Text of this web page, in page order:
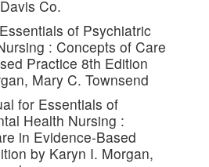
Co.
of Psychiatric
: Concepts of Care
Practice 8th Edition
Mary C. Townsend
for Essentials of
Health Nursing :
in Evidence-Based
by Karyn I. Morgan,